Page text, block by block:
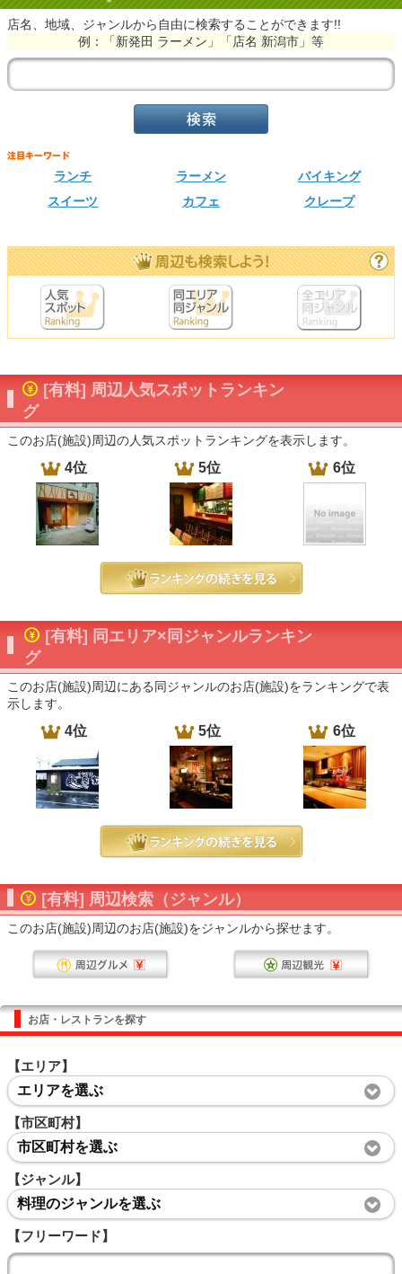
店名、地域、ジャンルから自由に検索することができます!!
例：「新発田 ラーメン」「店名 新潟市」等
ランチ ラーメン
バイキング
スイーツ
カフェ クレープ
[有料] 周辺人気スポットランキン
グ
このお店(施設)周辺の人気スポットランキングを表示します。
4位 5位 6位
[有料] 同エリア×同ジャンルランキン
グ
このお店(施設)周辺にある同ジャンルのお店(施設)をランキングで表
示します。
4位 5位 6位
[有料] 周辺検索（ジャンル）
このお店(施設)周辺のお店(施設)をジャンルから探せます。
お店・レストランを探す
【エリア】
エリアを選ぶ
【市区町村】
市区町村を選ぶ
【ジャンル】
料理のジャンルを選ぶ
【フリーワード】